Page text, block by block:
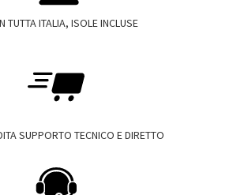
TUTTA ITALIA, ISOLE INCLUSE
SUPPORTO TECNICO E DIRETTO